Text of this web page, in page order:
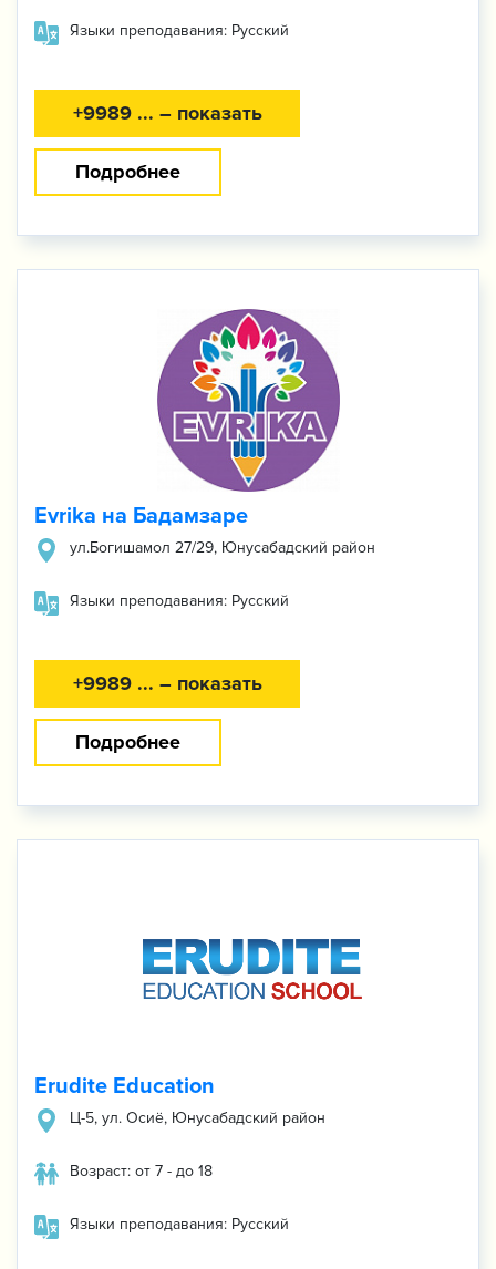
Языки преподавания: Русский
+9989 ... – показать
Подробнее
Evrika на Бадамзаре
ул.Богишамол 27/29, Юнусабадский район
Языки преподавания: Русский
+9989 ... – показать
Подробнее
Erudite Education
Ц-5, ул. Осиё, Юнусабадский район
Возраст: от 7 - до 18
Языки преподавания: Русский